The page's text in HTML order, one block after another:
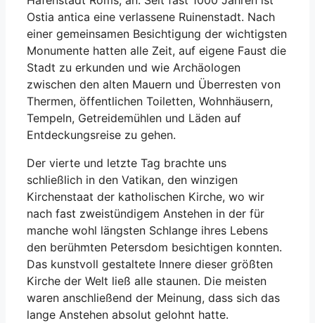
Ostia antica eine verlassene Ruinenstadt. Nach
einer gemeinsamen Besichtigung der wichtigsten
Monumente hatten alle Zeit, auf eigene Faust die
Stadt zu erkunden und wie Archäologen
zwischen den alten Mauern und Überresten von
Thermen, öffentlichen Toiletten, Wohnhäusern,
Tempeln, Getreidemühlen und Läden auf
Entdeckungsreise zu gehen.
Der vierte und letzte Tag brachte uns
schließlich in den Vatikan, den winzigen
Kirchenstaat der katholischen Kirche, wo wir
nach fast zweistündigem Anstehen in der für
manche wohl längsten Schlange ihres Lebens
den berühmten Petersdom besichtigen konnten.
Das kunstvoll gestaltete Innere dieser größten
Kirche der Welt ließ alle staunen. Die meisten
waren anschließend der Meinung, dass sich das
lange Anstehen absolut gelohnt hatte.